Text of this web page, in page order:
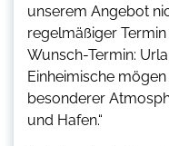
unserem Angebot
regelmäßiger
Wunsch-Termin:
Einheimische
besonderer
und Hafen.“